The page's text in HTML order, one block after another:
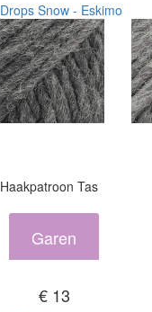
Drops Snow - Eskimo
Haakpatroon Tas
Garen
€ 13